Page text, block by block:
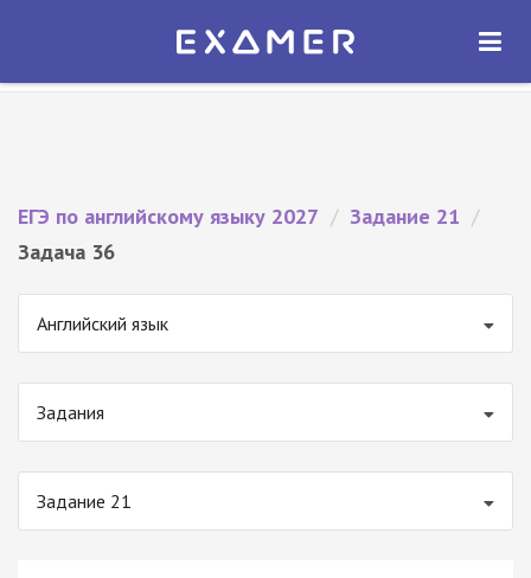
Экзамер — ЕГЭ 2027
ОТКРЫТЬ
ЕГЭ по английскому языку 2027 / Задание 21 /
Задача 36
Английский язык
Задания
Задание 21